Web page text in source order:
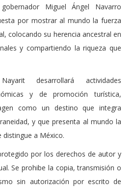
Miguel Ángel Navarro
por mostrar al mundo la fuerza
colocando su herencia ancestral en
y compartiendo la riqueza que
desarrollará actividades
y de promoción turística,
como un destino que integra
y que presenta al mundo la
distingue a México.
por los derechos de autor y
Se prohibe la copia, transmisión o
sin autorización por escrito de